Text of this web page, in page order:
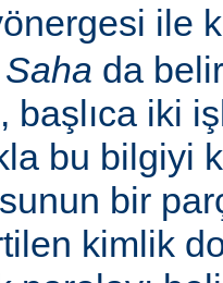
ile
Saha da
başlıca iki
bu bilgiyi
bir
kimlik